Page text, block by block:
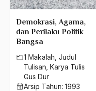
Demokrasi, Agama,
dan Perilaku Politik
Bangsa
1 Makalah Judul
Tulisan Karya Tulis
Gus Dur
Arsip Tahun: 1993
Islam dan Seni
Islam di Indonesia
Islam di Malaysia
Islam fundamental
Islam fundamentalis